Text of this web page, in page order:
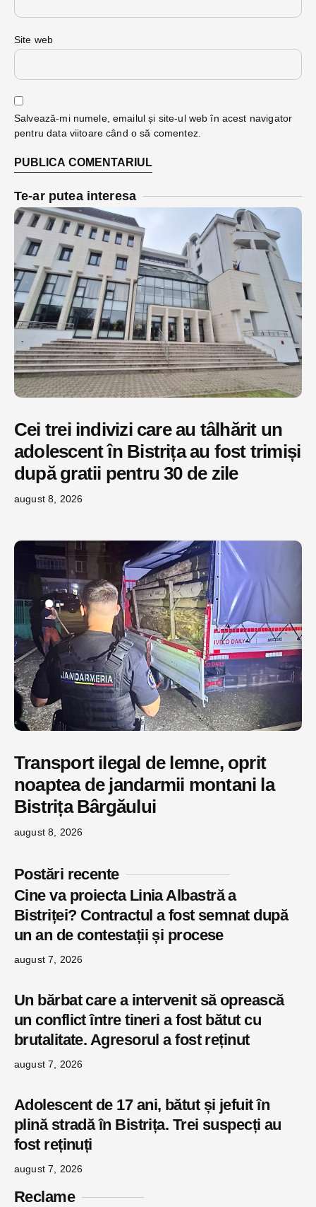
Site web
Salvează-mi numele, emailul și site-ul web în acest navigator
pentru data viitoare când o să comentez.
Te-ar putea interesa
Cei trei indivizi care au tâlhărit un
adolescent în Bistrița au fost trimiși
după gratii pentru 30 de zile
august 8, 2026
Transport ilegal de lemne, oprit
noaptea de jandarmii montani la
Bistrița Bârgăului
august 8, 2026
Postări recente
Cine va proiecta Linia Albastră a
Bistriței? Contractul a fost semnat după
un an de contestații și procese
august 7, 2026
Un bărbat care a intervenit să oprească
un conflict între tineri a fost bătut cu
brutalitate. Agresorul a fost reținut
august 7, 2026
Adolescent de 17 ani, bătut și jefuit în
plină stradă în Bistrița. Trei suspecți au
fost reținuți
august 7, 2026
Reclame